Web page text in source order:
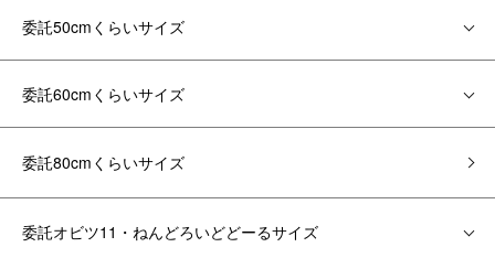
委託50cmくらいサイズ
委託60cmくらいサイズ
委託80cmくらいサイズ
委託オビツ11・ねんどろいどどーるサイズ